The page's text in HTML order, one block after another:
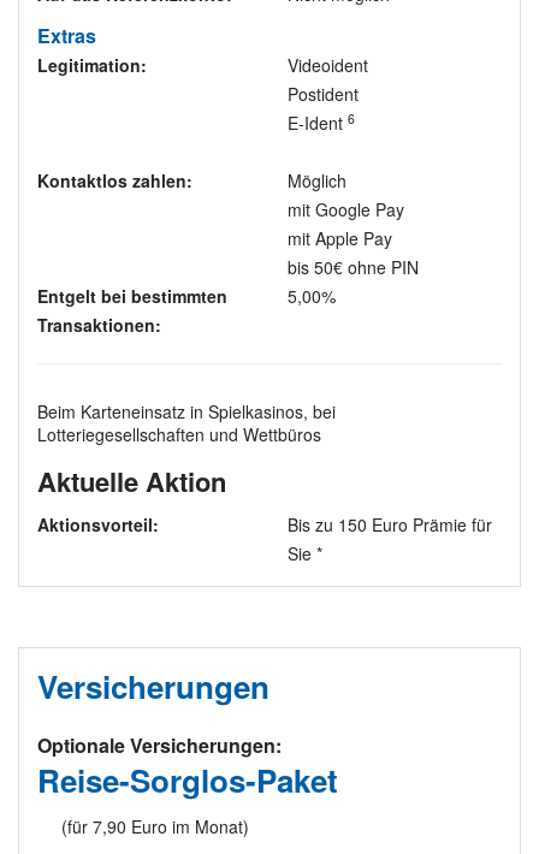
Extras
Legitimation:
Videoident
Postident
E-Ident 6
Kontaktlos zahlen:
Möglich
mit Google Pay
mit Apple Pay
bis 50€ ohne PIN
Entgelt bei bestimmten
Transaktionen:
5,00%
Beim Karteneinsatz in Spielkasinos, bei
Lotteriegesellschaften und Wettbüros
Aktuelle Aktion
Aktionsvorteil:
Bis zu 150 Euro Prämie für
Sie *
Versicherungen
Optionale Versicherungen:
Reise-Sorglos-Paket
(für 7,90 Euro im Monat)